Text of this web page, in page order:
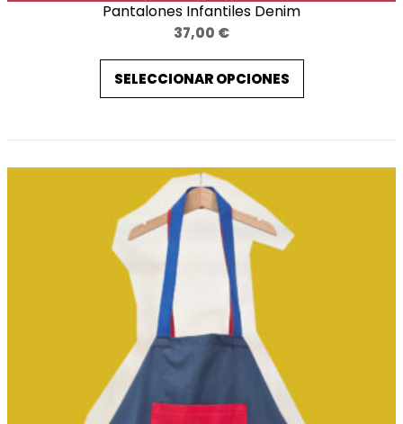
Pantalones Infantiles Denim
37,00 €
SELECCIONAR OPCIONES